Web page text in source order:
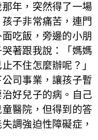
年，突然得了一場
子非常痛苦，連門
吃飯，旁邊的小朋
著跟我說：「媽媽
不住怎麼辦呢？」
司事業，讓孩子暫
好兒子的病。自己
醫院，但得到的答
調強迫性障礙症，